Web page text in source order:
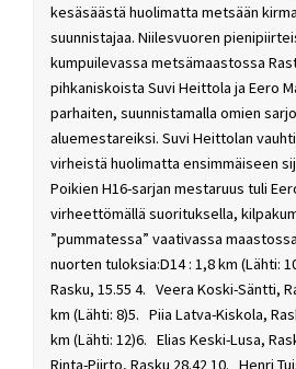
kesäsäästä huolimatta metsään
suunnistajaa. Niilesvuoren
kumpuilevassa metsämaastossa
pihkaniskoista Suvi Heittola ja Eero
parhaiten, suunnistamalla omien
aluemestareiksi. Suvi Heittolan
virheistä huolimatta ensimmäiseen
Poikien H16-sarjan mestaruus tuli
virheettömällä suorituksella,
”pummatessa” vaativassa
nuorten tuloksia:D14 : 1,8 km (Lähti:
Rasku, 15.55 4. Veera Koski-Säntti,
km (Lähti: 8)5. Piia Latva-Kiskola,
km (Lähti: 12)6. Elias Keski-Lusa,
Rinta-Piirto, Rasku 28.42 10. Henri